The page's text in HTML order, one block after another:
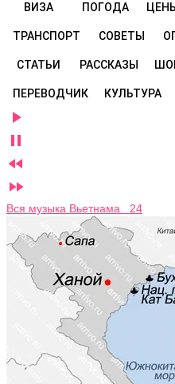
ВИЗА ПОГОДА ЦЕНЫ
ТРАНСПОРТ СОВЕТЫ
СТАТЬИ РАССКАЗЫ
ПЕРЕВОДЧИК КУЛЬТУРА




Вся музыка Вьетнама 24